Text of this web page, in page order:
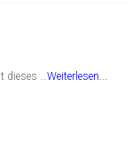
dieses …Weiterlesen...